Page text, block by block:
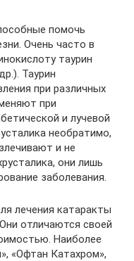
помочь
Очень часто в
таурин
Таурин
при различных
при
и лучевой
необратимо,
и не
они лишь
заболевания.
лечения катаракты
отличаются своей
Наиболее
«Офтан Катахром»,